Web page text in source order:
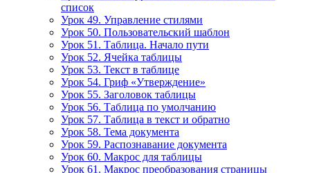
список
Урок 49. Управление стилями
Урок 50. Пользовательский шаблон
Урок 51. Таблица. Начало пути
Урок 52. Ячейка таблицы
Урок 53. Текст в таблице
Урок 54. Гриф «Утверждение»
Урок 55. Заголовок таблицы
Урок 56. Таблица по умолчанию
Урок 57. Таблица в текст и обратно
Урок 58. Тема документа
Урок 59. Распознавание документа
Урок 60. Макрос для таблицы
Урок 61. Макрос преобразования страницы